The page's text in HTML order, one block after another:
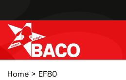
Home EF80